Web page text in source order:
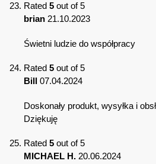
Rated 5 out of 5
brian 21.10.2023
Świetni ludzie do współpracy
Rated 5 out of 5
Bill 07.04.2024
Doskonały produkt, wysyłka i
Dziękuję
Rated 5 out of 5
MICHAEL H. 20.06.2024